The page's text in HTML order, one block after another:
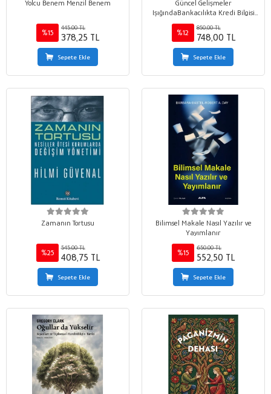
Yolcu Benem Menzil Benem
%15
445,00 TL
378,25 TL
Sepete Ekle
Güncel Gelişmeler
IşığındaBankacılıkta Kredi Bilgisi
Bireysel, KOBİ, Ticari, Kurumsal,
Yatırım Bankacılığı, Katılım
Bankacılığı, Leasing ve Faktoring
%12
850,00 TL
748,00 TL
Sepete Ekle
Zamanın Tortusu
%25
545,00 TL
408,75 TL
Sepete Ekle
Bilimsel Makale Nasıl Yazılır ve
Yayımlanır
%15
650,00 TL
552,50 TL
Sepete Ekle